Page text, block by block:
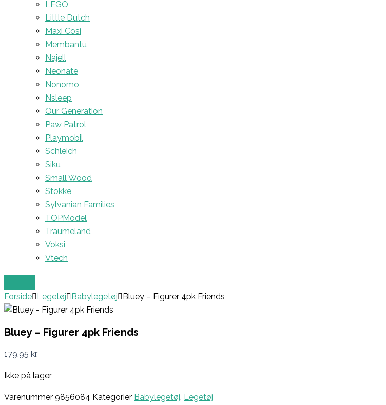
LEGO
Little Dutch
Maxi Cosi
Membantu
Najell
Neonate
Nonomo
Nsleep
Our Generation
Paw Patrol
Playmobil
Schleich
Siku
Small Wood
Stokke
Sylvanian Families
TOPModel
Träumeland
Voksi
Vtech
Forside Legetøj Babylegetøj Bluey – Figurer 4pk Friends
Bluey – Figurer 4pk Friends
179,95 kr.
Ikke på lager
Varenummer 9856084 Kategorier Babylegetøj, Legetøj